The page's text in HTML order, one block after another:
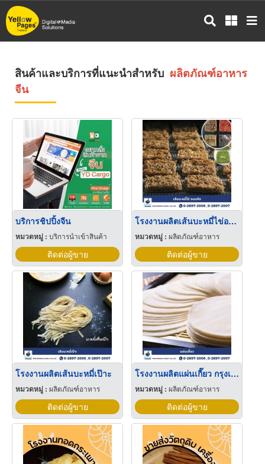
ข้าม
ไป
สินค้าและบริการที่แนะนำสำหรับ ผลิตภัณฑ์อาหาร
จีน
บริการชิปปิ้งจีน
หมวดหมู่ : บริการนำเข้าสินค้า
ติดต่อผู้ขาย
โรงงานผลิตเส้นบะหมี่ไข่อบแห้ง
หมวดหมู่ :ผลิตภัณฑ์อาหาร
ติดต่อผู้ขาย
โรงงานผลิตเส้นบะหมี่เป๊าะ
หมวดหมู่ : ผลิตภัณฑ์อาหาร
ติดต่อผู้ขาย
โรงงานผลิตแผ่นเกี๊ยว กรุงเทพ
หมวดหมู่ :ผลิตภัณฑ์อาหาร
ติดต่อผู้ขาย